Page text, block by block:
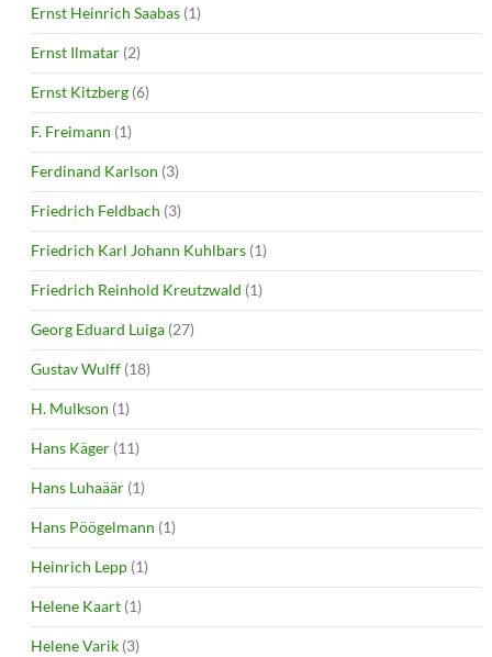
Ernst Heinrich Saabas (1)
Ernst Ilmatar (2)
Ernst Kitzberg (6)
F. Freimann (1)
Ferdinand Karlson (3)
Friedrich Feldbach (3)
Friedrich Karl Johann Kuhlbars (1)
Friedrich Reinhold Kreutzwald (1)
Georg Eduard Luiga (27)
Gustav Wulff (18)
H. Mulkson (1)
Hans Käger (11)
Hans Luhaäär (1)
Hans Pöögelmann (1)
Heinrich Lepp (1)
Helene Kaart (1)
Helene Varik (3)